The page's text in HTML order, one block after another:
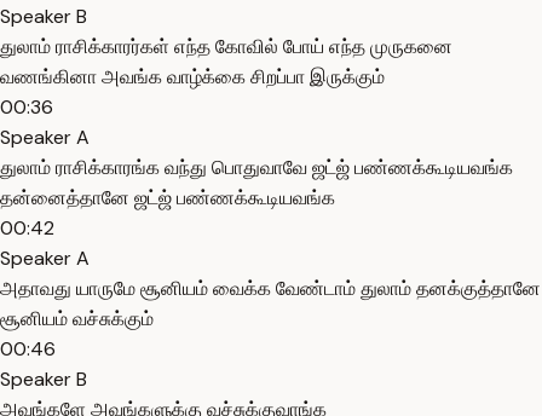
Speaker B
துலாம் ராசிக்காரர்கள் எந்த கோவில் போய் எந்த முருகனை
வணங்கினா அவங்க வாழ்க்கை சிறப்பா இருக்கும்
00:36
Speaker A
துலாம் ராசிக்காரங்க வந்து பொதுவாவே ஜட்ஜ் பண்ணக்கூடியவங்க
தன்னைத்தானே ஜட்ஜ் பண்ணக்கூடியவங்க
00:42
Speaker A
அதாவது யாருமே சூனியம் வைக்க வேண்டாம் துலாம் தனக்குத்தானே
சூனியம் வச்சுக்கும்
00:46
Speaker B
அவங்களே அவங்களுக்கு வச்சுக்குவாங்க